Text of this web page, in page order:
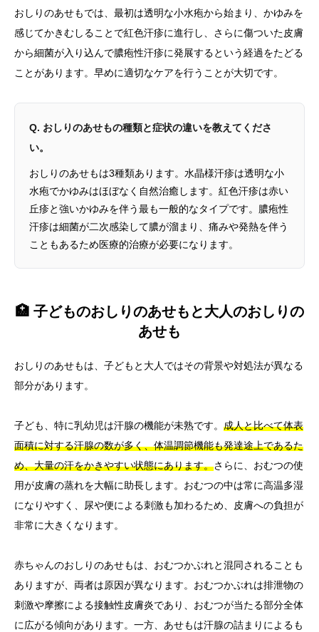
おしりのあせもでは、最初は透明な小水疱から始まり、かゆみを
感じてかきむしることで紅色汗疹に進行し、さらに傷ついた皮膚
から細菌が入り込んで膿疱性汗疹に発展するという経過をたどる
ことがあります。早めに適切なケアを行うことが大切です。
Q. おしりのあせもの種類と症状の違いを教えてくださ
い。
おしりのあせもは3種類あります。水晶様汗疹は透明な小
水疱でかゆみはほぼなく自然治癒します。紅色汗疹は赤い
丘疹と強いかゆみを伴う最も一般的なタイプです。膿疱性
汗疹は細菌が二次感染して膿が溜まり、痛みや発熱を伴う
こともあるため医療的治療が必要になります。
🏥 子どものおしりのあせもと大人のおしりの
あせも
おしりのあせもは、子どもと大人ではその背景や対処法が異なる
部分があります。
子ども、特に乳幼児は汗腺の機能が未熟です。 成人と比べて体表
面積に対する汗腺の数が多く、体温調節機能も発達途上であるた
め、大量の汗をかきやすい状態にあります。さらに、おむつの使
用が皮膚の蒸れを大幅に助長します。おむつの中は常に高温多湿
になりやすく、尿や便による刺激も加わるため、皮膚への負担が
非常に大きくなります。
赤ちゃんのおしりのあせもは、おむつかぶれと混同されることも
ありますが、両者は原因が異なります。おむつかぶれは排泄物の
刺激や摩擦による接触性皮膚炎であり、おむつが当たる部分全体
に広がる傾向があります。一方、あせもは汗腺の詰まりによるも